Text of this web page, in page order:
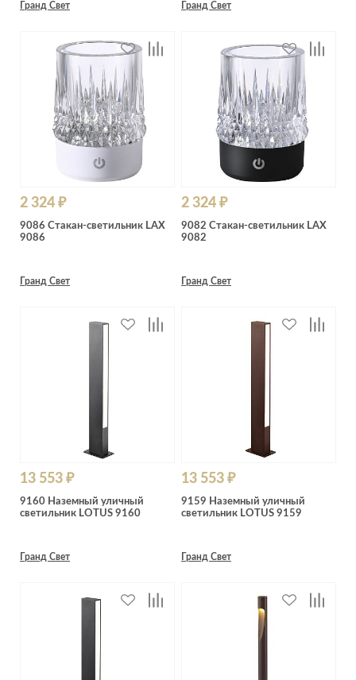
Гранд Свет Гранд Свет
2 324 ₽
9086 Стакан-светильник LAX
9086
Гранд Свет
2 324 ₽
9082 Стакан-светильник LAX
9082
Гранд Свет
13 553 ₽
9160 Наземный уличный
светильник LOTUS 9160
Гранд Свет
13 553 ₽
9159 Наземный уличный
светильник LOTUS 9159
Гранд Свет